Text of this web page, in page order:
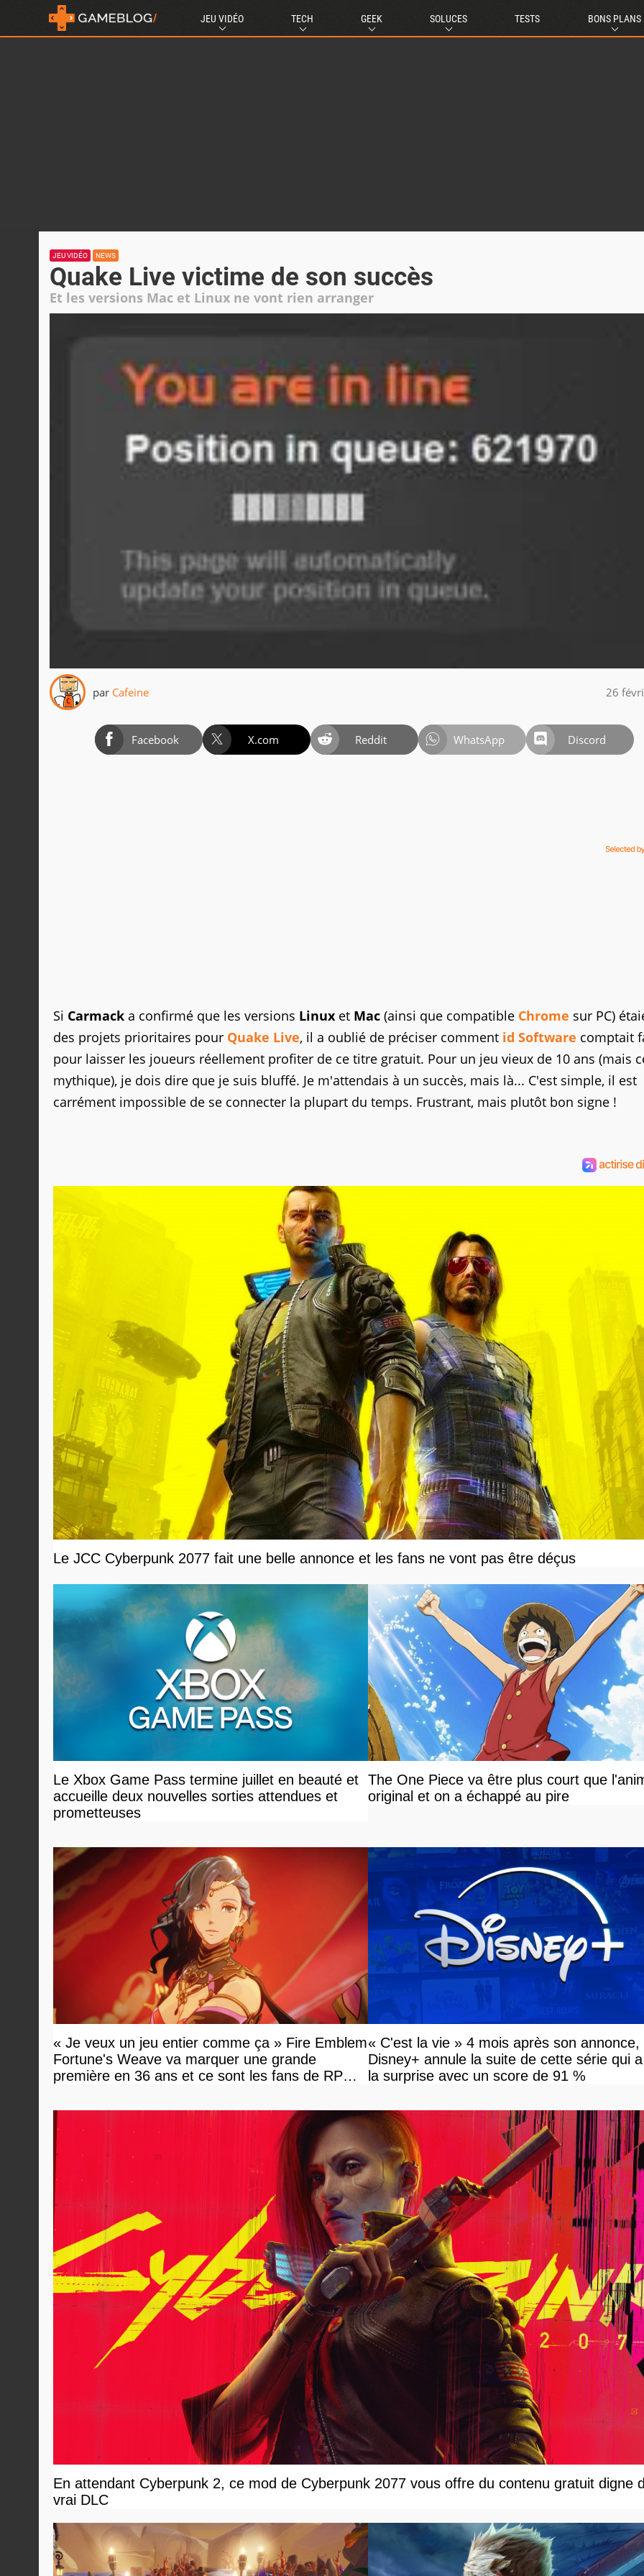
JEU VIDÉO TECH GEEK SOLUCES TESTS BONS PLANS
JEU VIDÉO NEWS
Quake Live victime de son succès
Et les versions Mac et Linux ne vont rien arranger
par Cafeine 26
Facebook X.com Reddit WhatsApp Discord
Si Carmack a confirmé que les versions Linux et Mac (ainsi que compatible Chrome sur PC)
des projets prioritaires pour Quake Live, il a oublié de préciser comment id Software comptait
pour laisser les joueurs réellement profiter de ce titre gratuit. Pour un jeu vieux de 10 ans (mais
mythique), je dois dire que je suis bluffé. Je m'attendais à un succès, mais là... C'est simple, il est
carrément impossible de se connecter la plupart du temps. Frustrant, mais plutôt bon signe !
Le JCC Cyberpunk 2077 fait une belle annonce et les fans ne vont pas être déçus
Le Xbox Game Pass termine juillet en beauté et
accueille deux nouvelles sorties attendues et
prometteuses
The One Piece va être plus court que
original et on a échappé au pire
« Je veux un jeu entier comme ça » Fire Emblem
Fortune's Weave va marquer une grande
première en 36 ans et ce sont les fans de RPG
« C'est la vie » 4 mois après son annonce,
Disney+ annule la suite de cette série qui
la surprise avec un score de 91 %
En attendant Cyberpunk 2, ce mod de Cyberpunk 2077 vous offre du contenu gratuit digne
vrai DLC